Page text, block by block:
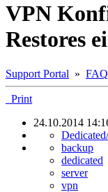
VPN
Restores
Support Portal » FAQ
Print
24.10.2014
backup
dedicated
server
vpn